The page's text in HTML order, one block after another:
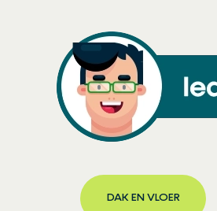
DAK EN VLOER